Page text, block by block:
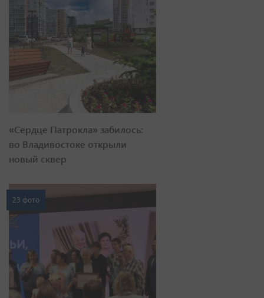
«Сердце Патрокла» забилось:
во Владивостоке открыли
новый сквер
23 фото